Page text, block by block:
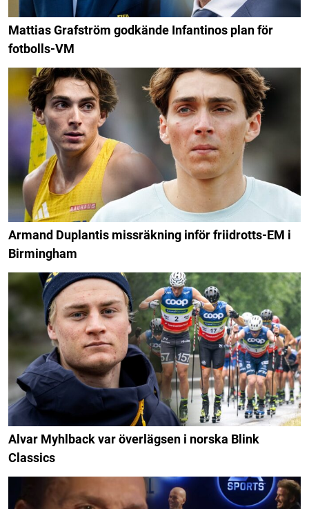
Mattias Grafström godkände Infantinos plan för
fotbolls-VM
Armand Duplantis missräkning inför friidrotts-EM i
Birmingham
Alvar Myhlback var överlägsen i norska Blink
Classics